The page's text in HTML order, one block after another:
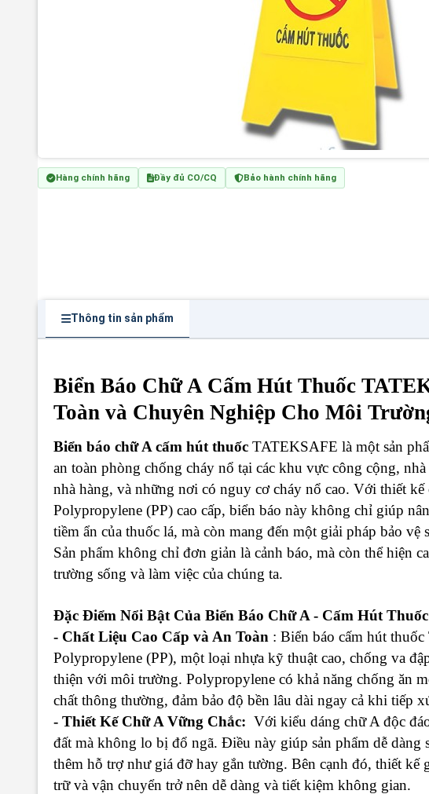
Hàng chính hãng Đầy đủ CO/CQ Bảo hành chính hãng
Thông tin sản phẩm
Biển Báo Chữ A Cấm Hút Thuốc
Toàn và Chuyên Nghiệp Cho Môi
Biển báo chữ A cấm hút thuốc TATEKSAFE là một sản
an toàn phòng chống cháy nổ tại các khu vực công cộng,
nhà hàng, và những nơi có nguy cơ cháy nổ cao. Với thiết
Polypropylene (PP) cao cấp, biển báo này không chỉ giúp
tiềm ẩn của thuốc lá, mà còn mang đến một giải pháp bảo
Sản phẩm không chỉ đơn giản là cảnh báo, mà còn thể hiện
trường sống và làm việc của chúng ta.
Đặc Điểm Nổi Bật Của Biển Báo Chữ A - Cấm Hút Thuốc
- Chất Liệu Cao Cấp và An Toàn : Biển báo cấm hút
Polypropylene (PP), một loại nhựa kỹ thuật cao, chống va
thiện với môi trường. Polypropylene có khả năng chống ăn
chất thông thường, đảm bảo độ bền lâu dài ngay cả khi tiếp
- Thiết Kế Chữ A Vững Chắc: Với kiểu dáng chữ A độc
đất mà không lo bị đổ ngã. Điều này giúp sản phẩm dễ dàng
thêm hỗ trợ như giá đỡ hay gắn tường. Bên cạnh đó, thiết kế
trữ và vận chuyển trở nên dễ dàng và tiết kiệm không gian.